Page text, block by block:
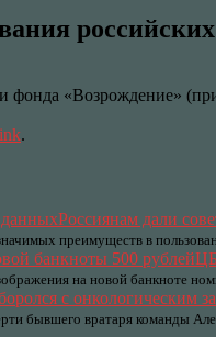
«Возрождение»
.
Россиянам дали
преимуществ в
на новой банкноте
бывшего вратаря команды